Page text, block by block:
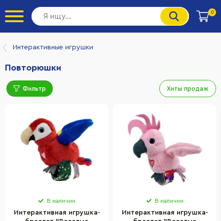
0
Интерактивные игрушки
Повторюшки
Фильтр Хиты продаж
В наличии
Интерактивная игрушка-
В наличии
Интерактивная игрушка-